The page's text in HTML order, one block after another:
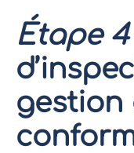
Étape
gestion